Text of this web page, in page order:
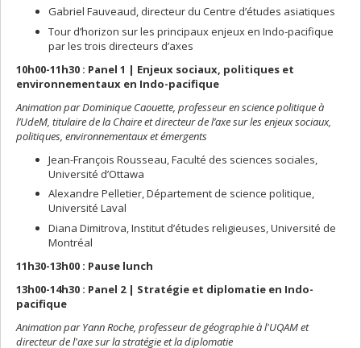
Gabriel Fauveaud, directeur du Centre d’études asiatiques
Tour d’horizon sur les principaux enjeux en Indo-pacifique
par les trois directeurs d’axes
10h00-11h30 : Panel 1 | Enjeux sociaux, politiques et
environnementaux en Indo-pacifique
Animation par Dominique Caouette, professeur en science politique à
l’UdeM, titulaire de la Chaire et directeur de l’axe sur les enjeux sociaux,
politiques, environnementaux et émergents
Jean-François Rousseau, Faculté des sciences sociales,
Université d’Ottawa
Alexandre Pelletier, Département de science politique,
Université Laval
Diana Dimitrova, Institut d’études religieuses, Université de
Montréal
11h30-13h00 : Pause lunch
13h00-14h30 : Panel 2 | Stratégie et diplomatie en Indo-
pacifique
Animation par Yann Roche, professeur de géographie à l'UQAM et
directeur de l'axe sur la stratégie et la diplomatie